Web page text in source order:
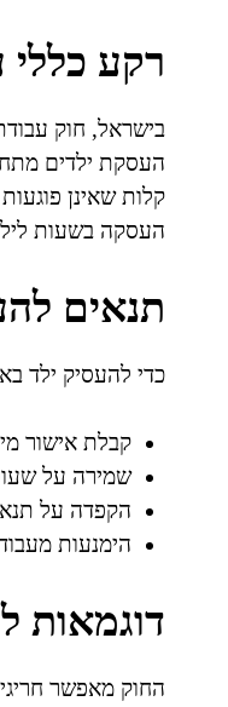
רקע כללי
קלות שאינן
העסקה בשעות
תנאים
כדי להעסיק ילד
קבלת אישור
שמירה על
הקפדה על
הימנעות
דוגמאות
החוק מאפשר